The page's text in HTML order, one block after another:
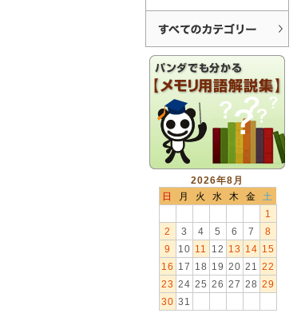
2026年8月
日
月 火 水 木 金
土
1
2
3 4 5 6 7
8
9
10 11 12 13 14 15
16
17 18 19 20 21
22
23 24 25 26 27 28 29
30 31